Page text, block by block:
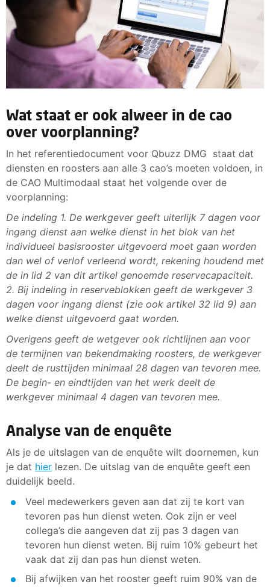
Wat staat er ook alweer in de cao
over voorplanning?
In het referentiedocument voor Qbuzz DMG staat dat
diensten en roosters aan alle 3 cao’s moeten voldoen, in
de CAO Multimodaal staat het volgende over de
voorplanning:
De indeling 1. De werkgever geeft uiterlijk 7 dagen voor
ingang dienst aan welke dienst in het blok van het
individueel basisrooster uitgevoerd moet gaan worden
dan wel of verlof verleend wordt, rekening houdend met
de in lid 2 van dit artikel genoemde reservecapaciteit.
2. Bij indeling in reserveblokken geeft de werkgever 3
dagen voor ingang dienst (zie ook artikel 32 lid 9) aan
welke dienst uitgevoerd gaat worden.
Overigens geeft de wetgever ook richtlijnen aan voor
de termijnen van bekendmaking roosters, de werkgever
deelt de rusttijden minimaal 28 dagen van tevoren mee.
De begin- en eindtijden van het werk deelt de
werkgever minimaal 4 dagen van tevoren mee.
Analyse van de enquête
Als je de uitslagen van de enquête wilt doornemen, kun
je dat hier lezen. De uitslag van de enquête geeft een
duidelijk beeld.
Veel medewerkers geven aan dat zij te kort van
tevoren pas hun dienst weten. Ook zijn er veel
collega’s die aangeven dat zij pas 3 dagen van
tevoren hun dienst weten. Bij ruim 10% gebeurt het
vaak dat zij dan pas hun dienst weten.
Bij afwijken van het rooster geeft ruim 90% van de